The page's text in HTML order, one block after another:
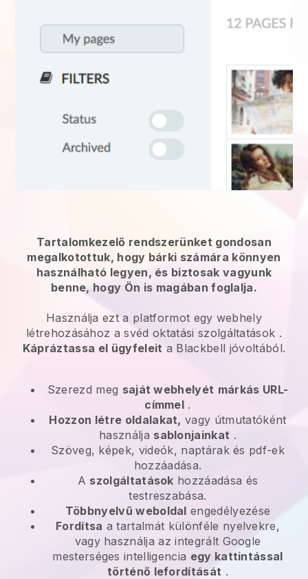
Tartalomkezelő rendszerünket gondosan
megalkotottuk, hogy bárki számára könnyen
használható legyen, és biztosak vagyunk
benne, hogy Ön is magában foglalja.
Használja ezt a platformot egy webhely
létrehozásához asvéd oktatási szolgáltatások .
Kápráztassa el ügyfeleit a Blackbell jóvoltából.
Szerezd meg saját webhelyét márkás URL-
címmel .
Hozzon létre oldalakat, vagy útmutatóként
használja sablonjainkat .
Szöveg, képek, videók, naptárak és pdf-ek
hozzáadása.
A szolgáltatások hozzáadása és
testreszabása.
Többnyelvű weboldal engedélyezése
Fordítsa a tartalmát különféle nyelvekre,
vagy használja az integrált Google
mesterséges intelligencia egy kattintással
történő lefordítását .